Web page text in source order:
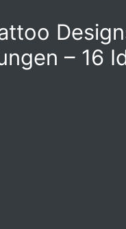
– 16